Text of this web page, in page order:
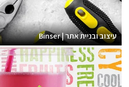
עיצוב ובניית אתר | Binser